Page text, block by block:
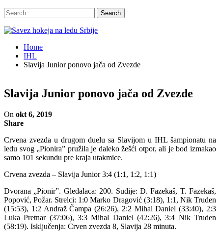
Home
IHL
Slavija Junior ponovo jača od Zvezde
Slavija Junior ponovo jača od Zvezde
On okt 6, 2019
Share
Crvena zvezda u drugom duelu sa Slavijom u IHL šampionatu na
ledu svog „Pionira” pružila je daleko žešći otpor, ali je bod izmakao
samo 101 sekundu pre kraja utakmice.
Crvena zvezda – Slavija Junior 3:4 (1:1, 1:2, 1:1)
Dvorana „Pionir”. Gledalaca: 200. Sudije: Đ. Fazekaš, T. Fazekaš,
Popović, Požar. Strelci: 1:0 Marko Dragović (3:18), 1:1, Nik Truden
(15:53), 1:2 Andraž Čampa (26:26), 2:2 Mihal Daniel (33:40), 2:3
Luka Pretnar (37:06), 3:3 Mihal Daniel (42:26), 3:4 Nik Truden
(58:19). Isključenja: Crven zvezda 8, Slavija 28 minuta.